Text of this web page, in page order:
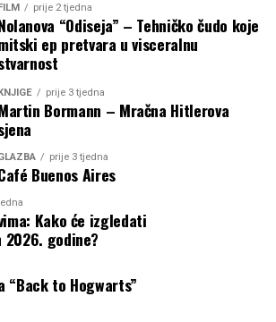
prije 2 tjedna
“Odiseja” – Tehničko čudo koje
ep pretvara u visceralnu
prije 3 tjedna
Bormann – Mračna Hitlerova
prije 3 tjedna
Buenos Aires
Kako će izgledati
godine?
“Back to Hogwarts”